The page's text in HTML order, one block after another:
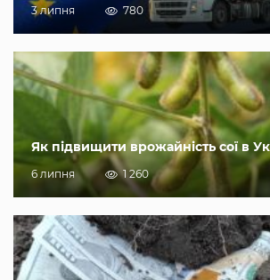
3 липня 780
Як підвищити врожайність сої в
6 липня 1 260